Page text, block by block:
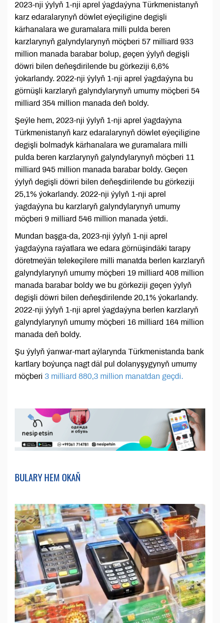
2023-nji ýylyň 1-nji aprel ýagdaýyna Türkmenistanyň
karz edaralarynyň döwlet eýeçiligine degişli
kärhanalara we guramalara milli pulda beren
karzlarynyň galyndylarynyň möçberi 57 milliard 933
million manada barabar bolup, geçen ýylyň degişli
döwri bilen deňeşdirilende bu görkeziji 6,6%
ýokarlandy. 2022-nji ýylyň 1-nji aprel ýagdaýyna bu
görnüşli karzlaryň galyndylarynyň umumy möçberi 54
milliard 354 million manada deň boldy.
Şeýle hem, 2023-nji ýylyň 1-nji aprel ýagdaýyna
Türkmenistanyň karz edaralarynyň döwlet eýeçiligine
degişli bolmadyk kärhanalara we guramalara milli
pulda beren karzlarynyň galyndylarynyň möçberi 11
milliard 945 million manada barabar boldy. Geçen
ýylyň degişli döwri bilen deňeşdirilende bu görkeziji
25,1% ýokarlandy. 2022-nji ýylyň 1-nji aprel
ýagdaýyna bu karzlaryň galyndylarynyň umumy
möçberi 9 milliard 546 million manada ýetdi.
Mundan başga-da, 2023-nji ýylyň 1-nji aprel
ýagdaýyna raýatlara we edara görnüşindäki tarapy
döretmeýän telekeçilere milli manatda berlen karzlaryň
galyndylarynyň umumy möçberi 19 milliard 408 million
manada barabar boldy we bu görkeziji geçen ýylyň
degişli döwri bilen deňeşdirilende 20,1% ýokarlandy.
2022-nji ýylyň 1-nji aprel ýagdaýyna berlen karzlaryň
galyndylarynyň umumy möçberi 16 milliard 164 million
manada deň boldy.
Şu ýylyň ýanwar-mart aýlarynda Türkmenistanda bank
kartlary boýunça nagt däl pul dolanyşygynyň umumy
möçberi 3 milliard 880,3 million manatdan geçdi.
BULARY HEM OKAŇ